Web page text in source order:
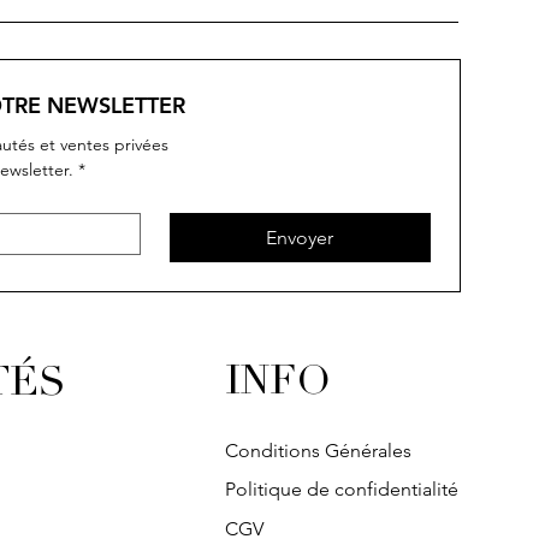
NEWSLETTER
et ventes privées
*
Envoyer
INFO
Conditions Générales
Politique de confidentialité
CGV